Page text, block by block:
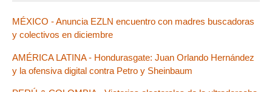
MÉXICO - Anuncia EZLN encuentro con madres buscadoras
y colectivos en diciembre
AMÉRICA LATINA - Hondurasgate: Juan Orlando Hernández
y la ofensiva digital contra Petro y Sheinbaum